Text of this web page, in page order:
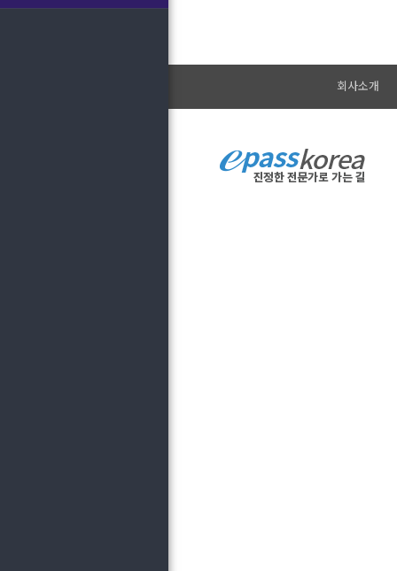
회사소개